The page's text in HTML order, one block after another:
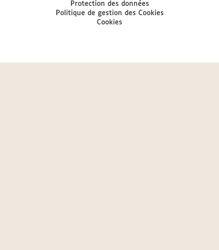
Protection des données
Politique de gestion des Cookies
Cookies